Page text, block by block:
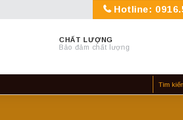
Hotline:
CHẤT LƯỢNG
Bảo đảm chất lượng